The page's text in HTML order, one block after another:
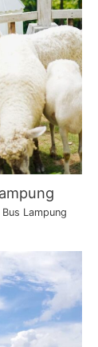
Bus Lampung